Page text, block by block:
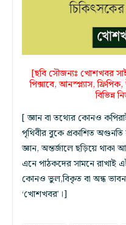
[ছবি সৌজন্যঃ খোশখবর
পিক্সাবে, আনস্প্ল্যাস,
বিভিন্ন
[ জ্ঞান বা তথ্যের কোনও
পৃথিবীর বুকে প্রকাশিত অগুনতি
জ্ঞান, অন্তর্জালে ছড়িয়ে
এনে পাঠকদের সামনে রাখাই
কোনও ভুল,বিকৃত বা অন্ধ
‘খোশখবর’।]